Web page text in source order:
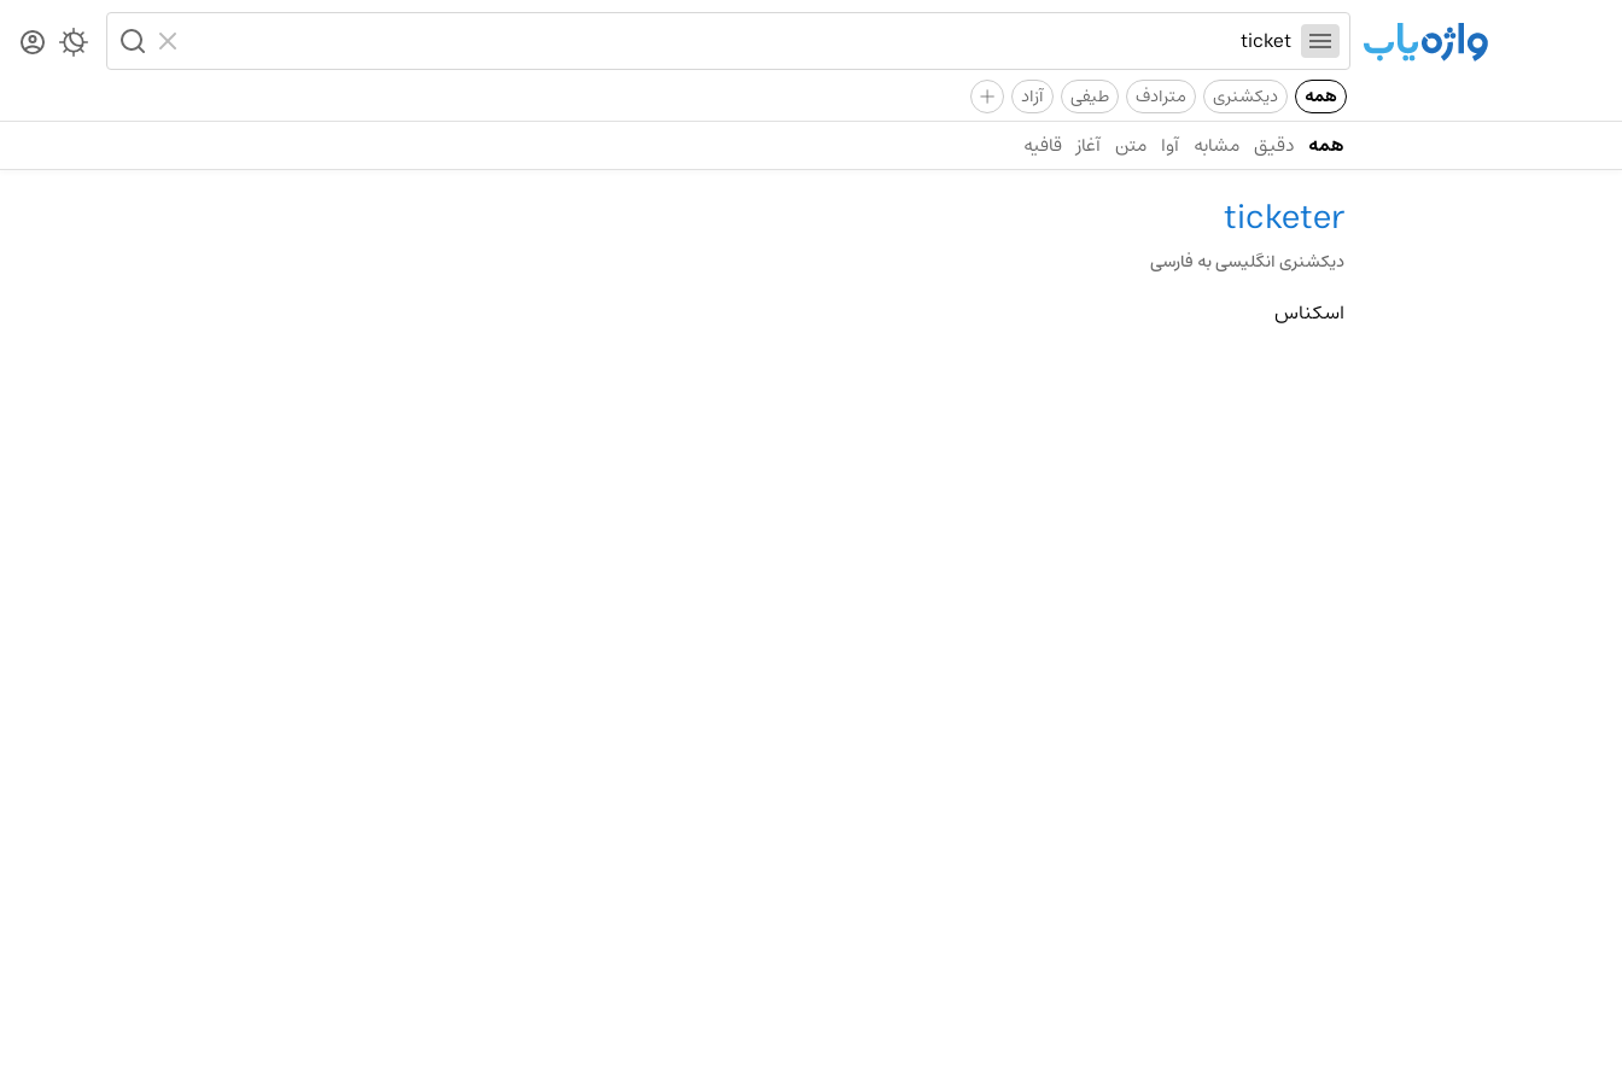
همه دیکشنری مترادف طیفی آزاد +
همه دقیق مشابه آوا متن آغاز قافیه
ticketer
دیکشنری انگلیسی به فارسی
اسکناس